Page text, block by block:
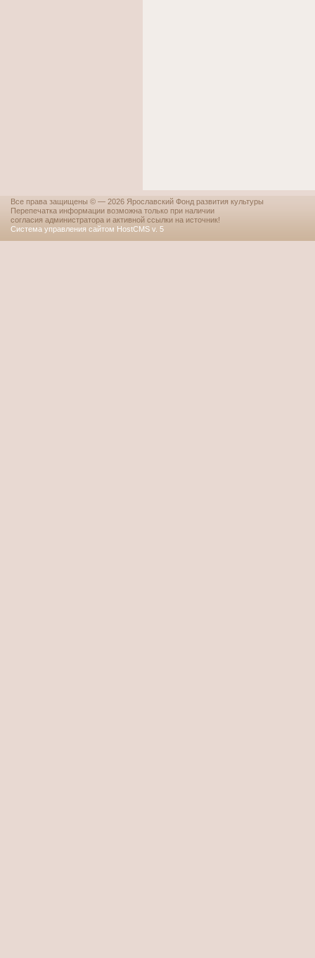
Все права защищены © — 2026 Ярославский Фонд развития культуры
Перепечатка информации возможна только при наличии
согласия администратора и активной ссылки на источник!
Система управления сайтом HostCMS v. 5